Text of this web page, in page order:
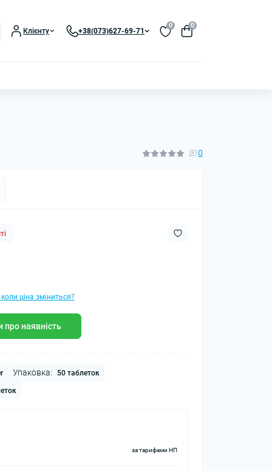
Клієнту +38(073)627-69-71
0 0
0
ціна зміниться?
про наявність
Упаковка: 50 таблеток
за тарифами НП